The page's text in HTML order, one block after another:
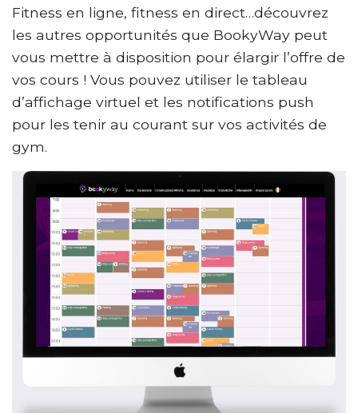
Fitness en ligne, fitness en direct…découvrez
les autres opportunités que BookyWay peut
vous mettre à disposition pour élargir l’offre de
vos cours ! Vous pouvez utiliser le tableau
d’affichage virtuel et les notifications push
pour les tenir au courant sur vos activités de
gym.